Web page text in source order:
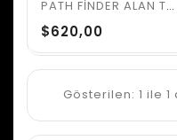
PATH FİNDER ALAN TARAMA
$620,00
Gösterilen: 1 ile 1